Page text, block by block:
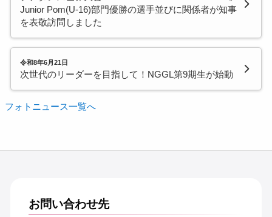
Junior Pom(U-16)部門優勝の選手並びに関係者が知事
を表敬訪問しました
令和8年6月21日
次世代のリーダーを目指して！NGGL第9期生が始動
フォトニュース一覧へ
お問い合わせ先